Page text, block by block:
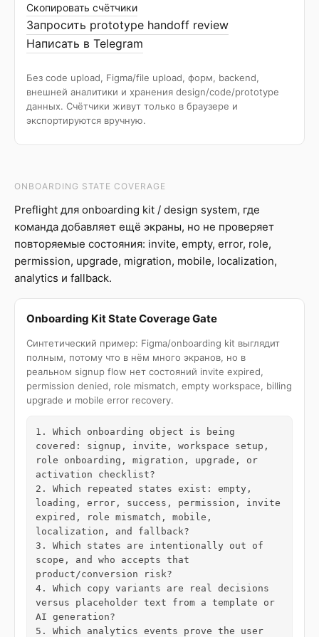
Скопировать счётчики
Запросить prototype handoff review
Написать в Telegram
Без code upload, Figma/file upload, форм, backend,
внешней аналитики и хранения design/code/prototype
данных. Счётчики живут только в браузере и
экспортируются вручную.
ONBOARDING STATE COVERAGE
Preflight для onboarding kit / design system, где
команда добавляет ещё экраны, но не проверяет
повторяемые состояния: invite, empty, error, role,
permission, upgrade, migration, mobile, localization,
analytics и fallback.
Onboarding Kit State Coverage Gate
Синтетический пример: Figma/onboarding kit выглядит
полным, потому что в нём много экранов, но в
реальном signup flow нет состояний invite expired,
permission denied, role mismatch, empty workspace, billing
upgrade и mobile error recovery.
1. Which onboarding object is being
covered: signup, invite, workspace setup,
role onboarding, migration, upgrade, or
activation checklist?
2. Which repeated states exist: empty,
loading, error, success, permission, invite
expired, role mismatch, mobile,
localization, and fallback?
3. Which states are intentionally out of
scope, and who accepts that
product/conversion risk?
4. Which copy variants are real decisions
versus placeholder text from a template or
AI generation?
5. Which analytics events prove the user